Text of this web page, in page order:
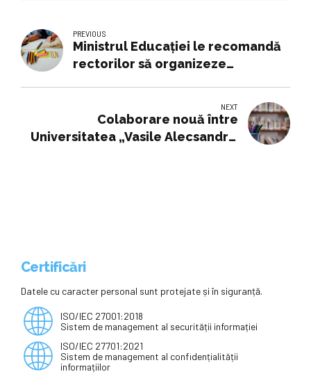
PREVIOUS
Ministrul Educației le recomandă
rectorilor să organizeze
NEXT
Colaborare nouă între
Universitatea „Vasile Alecsandri”
Certificări
Datele cu caracter personal sunt protejate și în siguranță.
ISO/IEC 27001:2018
Sistem de management al securității informației
ISO/IEC 27701:2021
Sistem de management al confidențialității
informațiilor